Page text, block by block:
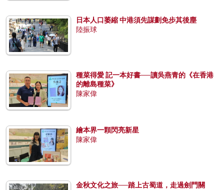
日本人口萎縮 中港須先謀劃免步其後塵
陸振球
種菜得愛 記一本好書──讀吳燕青的《在香港
的離島種菜》
陳家偉
繪本界一顆閃亮新星
陳家偉
金秋文化之旅──踏上古蜀道，走過劍門關